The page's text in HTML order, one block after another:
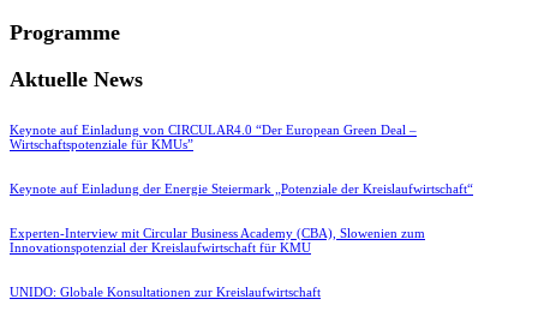
Programme
Aktuelle News
Keynote auf Einladung von CIRCULAR4.0 “Der European Green Deal –
Wirtschaftspotenziale für KMUs”
Keynote auf Einladung der Energie Steiermark „Potenziale der Kreislaufwirtschaft“
Experten-Interview mit Circular Business Academy (CBA), Slowenien zum
Innovationspotenzial der Kreislaufwirtschaft für KMU
UNIDO: Globale Konsultationen zur Kreislaufwirtschaft